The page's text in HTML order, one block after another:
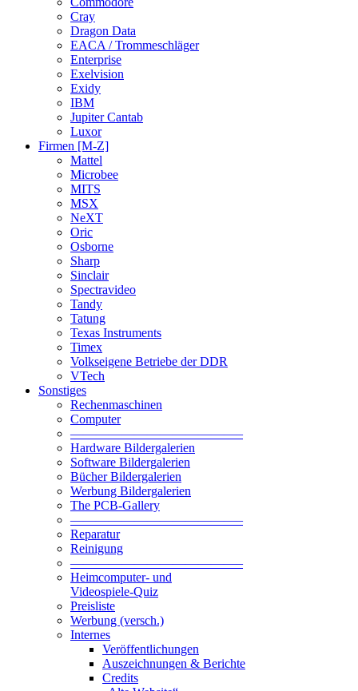
Cray
Dragon Data
EACA / Trommeschläger
Enterprise
Exelvision
Exidy
IBM
Jupiter Cantab
Luxor
Firmen [M-Z]
Mattel
Microbee
MITS
MSX
NeXT
Oric
Osborne
Sharp
Sinclair
Spectravideo
Tandy
Tatung
Texas Instruments
Timex
Volkseigene Betriebe der DDR
VTech
Sonstiges
Rechenmaschinen
Computer
—————————————–
Hardware Bildergalerien
Software Bildergalerien
Bücher Bildergalerien
Werbung Bildergalerien
The PCB-Gallery
—————————————–
Reparatur
Reinigung
—————————————–
Heimcomputer- und
Videospiele-Quiz
Preisliste
Werbung (versch.)
Internes
Veröffentlichungen
Auszeichnungen & Berichte
Credits